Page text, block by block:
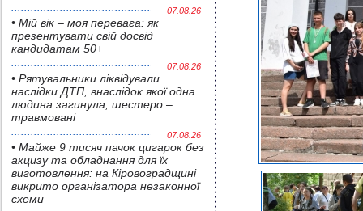
07.08.26
• Мій вік – моя перевага: як
презентувати свій досвід
кандидатам 50+
07.08.26
• Pятувальники ліквідували
наслідки ДТП, внаслідок якої одна
людина загинула, шестеро –
травмовані
07.08.26
• Майже 9 тисяч пачок цигарок без
акцизу та обладнання для їх
виготовлення: на Кіровоградщині
викрито організатора незаконної
схеми